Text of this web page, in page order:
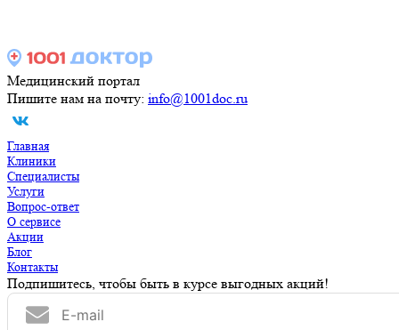
Медицинский портал
Пишите нам на почту: info@1001doc.ru
Главная
Клиники
Специалисты
Услуги
Вопрос-ответ
О сервисе
Акции
Блог
Контакты
Подпишитесь, чтобы быть в курсе выгодных акций!